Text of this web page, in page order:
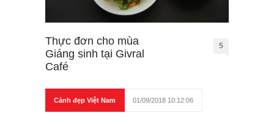
Thực đơn cho mùa
Giáng sinh tại Givral
Café
5
Cảnh đẹp Việt Nam 01/09/2018 10:12:06